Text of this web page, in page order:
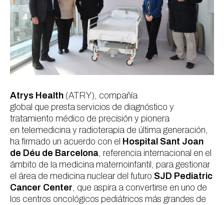
Atrys Health (ATRY), compañía
global que presta servicios de diagnóstico y
tratamiento médico de precisión y pionera
en telemedicina y radioterapia de última generación,
ha firmado un acuerdo con el Hospital Sant Joan
de Déu de Barcelona, referencia internacional en el
ámbito de la medicina maternoinfantil, para gestionar
el área de medicina nuclear del futuro SJD Pediatric
Cancer Center, que aspira a convertirse en uno de
los centros oncológicos pediátricos más grandes de